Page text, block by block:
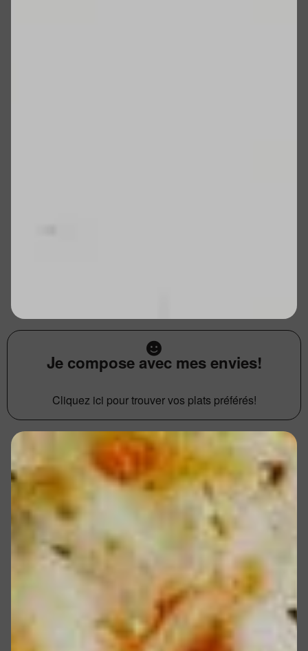
Je compose avec mes envies!
Cliquez ici pour trouver vos plats préférés!